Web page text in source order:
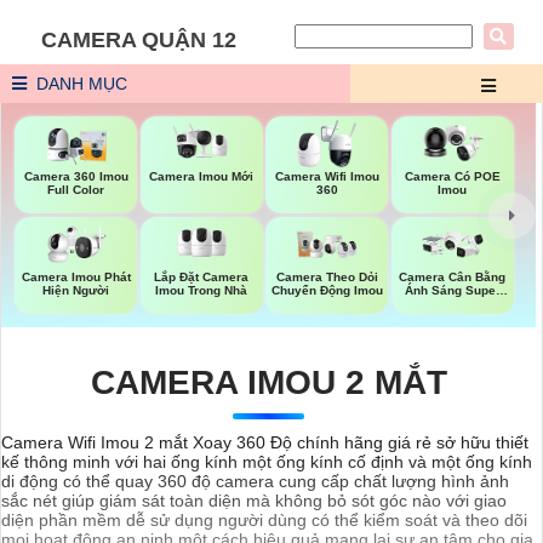
CAMERA QUẬN 12
DANH MỤC
Camera 360 Imou
Full Color
Camera Imou Mới
Camera Wifi Imou
360
Camera Có POE
Imou
Camera Imou Phát
Hiện Người
Lắp Đặt Camera
Imou Trong Nhà
Camera Theo Dỏi
Chuyển Động Imou
Camera Cân Bằng
Ánh Sáng Super
CAMERA IMOU 2 MẮT
Camera Wifi Imou 2 mắt Xoay 360 Độ chính hãng giá rẻ sở hữu thiết
kế thông minh với hai ống kính một ống kính cố định và một ống kính
di động có thể quay 360 độ camera cung cấp chất lượng hình ảnh
sắc nét giúp giám sát toàn diện mà không bỏ sót góc nào với giao
diện phần mềm dễ sử dụng người dùng có thể kiểm soát và theo dõi